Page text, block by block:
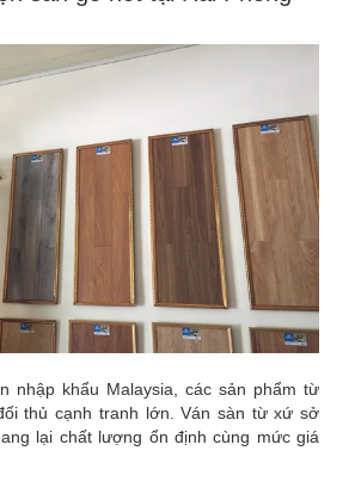
nhập khẩu Malaysia, các sản phẩm từ
thủ cạnh tranh lớn. Ván sàn từ xứ sở
lại chất lượng ổn định cùng mức giá